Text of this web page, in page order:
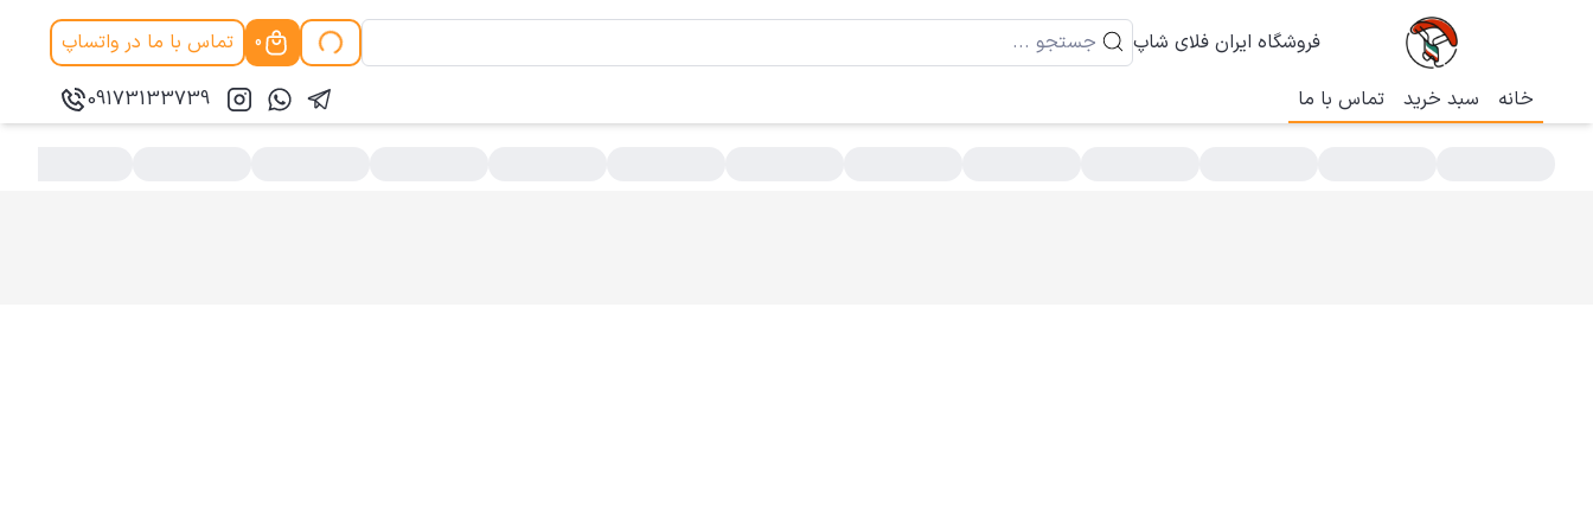
فروشگاه ایران فلای شاپ 0
تماس با ما در واتساپ
خانه
سبد خرید تماس با ما 09173133739